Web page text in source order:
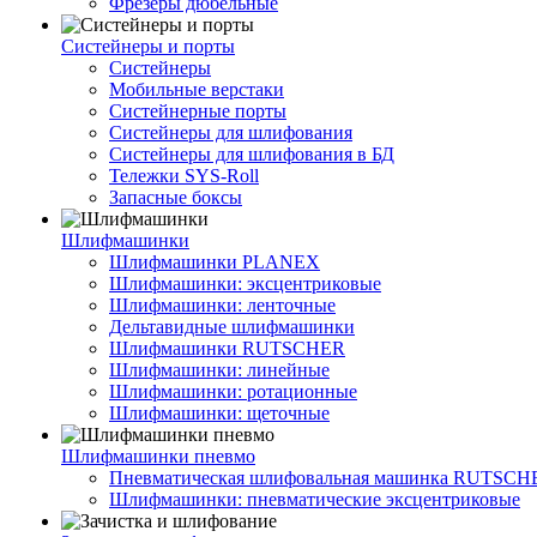
Систейнеры и порты
Систейнеры
Мобильные верстаки
Систейнерные порты
Систейнеры для шлифования
Систейнеры для шлифования в БД
Тележки SYS-Roll
Запасные боксы
Шлифмашинки
Шлифмашинки PLANEX
Шлифмашинки: эксцентриковые
Шлифмашинки: ленточные
Дельтавидные шлифмашинки
Шлифмашинки RUTSCHER
Шлифмашинки: линейные
Шлифмашинки: ротационные
Шлифмашинки: щеточные
Шлифмашинки пневмо
Пневматическая шлифовальная машинка
Шлифмашинки: пневматические эксцентриковые